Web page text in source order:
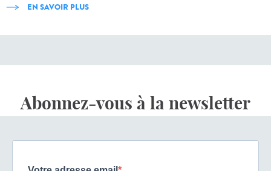
EN SAVOIR PLUS
Abonnez-vous à la newsletter